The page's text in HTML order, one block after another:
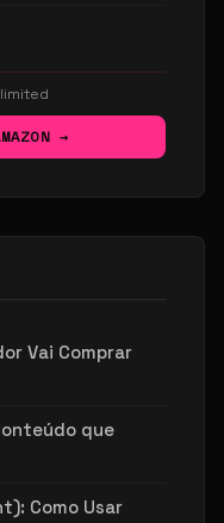
→
Vai Comprar
que
Como Usar